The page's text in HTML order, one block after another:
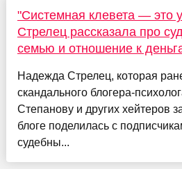
"Системная клевета — это
Стрелец рассказала про
семью и отношение к
Надежда Стрелец, которая
скандального блогера-
Степанову и других хейтеров
блоге поделилась с
судебны...